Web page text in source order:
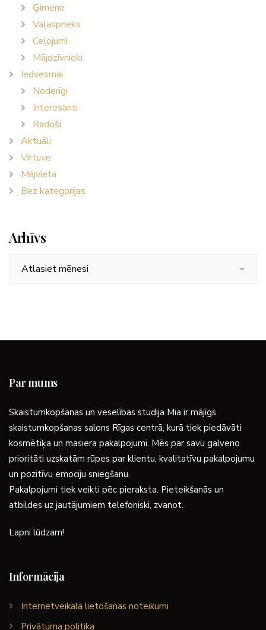
Ģimene
Vaļasprieks
Ceļojumi
Mājdzīvnieki
Iedvesmai
Noderīgi
Interesanti
Radoši
Aktuāli
Virtuve
Mājvieta
Bez kategorijas
Arhīvs
Par mums
Skaistumkopšanas un veselības studija Mia ir mājīgs
skaistumkopšanas salons Rīgas centrā, kurā tiek piedāvāti
kosmētiķa un masiera pakalpojumi. Mēs par savu galveno
prioritāti uzskatām rūpes par klientu, kvalitatīvu pakalpojumu
un pozitīvu emociju sniegšanu.
Pakalpojumi tiek veikti pēc pieraksta. Pieteikšanās un
atbildes uz jautājumiem telefoniski, zvanot.
Lapni lūdzam!
Informācija
Internetveikala lietošanas noteikumi
Privātuma politika